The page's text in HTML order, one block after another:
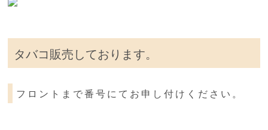
タバコ販売しております。
フロントまで番号にてお申し付けください。